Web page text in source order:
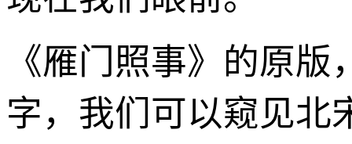
《雁门照事》的原
字，我们可以窥见北